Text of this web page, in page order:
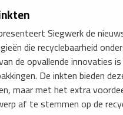
Siegwerk de
die recyclebaarheid
de opvallende
De inkten bieden
maar met het extra
af te stemmen op de